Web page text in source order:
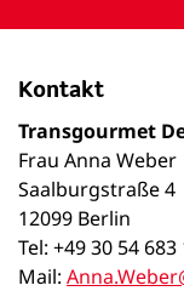
Kontakt
Transgourmet
Frau Anna Weber
Saalburgstraße 4
12099 Berlin
Tel: +49 30 54 683
Mail: